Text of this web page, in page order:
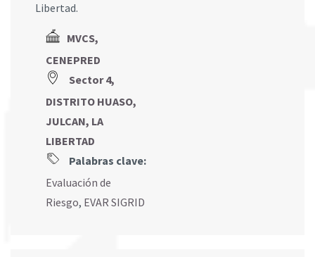
Libertad.
MVCS,
CENEPRED
Sector 4,
DISTRITO HUASO,
JULCAN, LA
LIBERTAD
Palabras clave:
Evaluación de
Riesgo, EVAR SIGRID